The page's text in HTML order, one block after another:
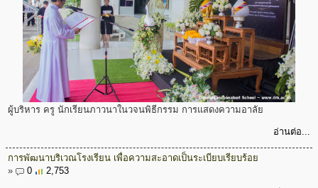
ผู้บริหาร ครู นักเรียนภาวนาในวจนพิธีกรรม การแสดงความอาลัย
อ่านต่อ...
การพัฒนาบริเวณโรงเรียน เพื่อความสะอาดเป็นระเบียบเรียบร้อย
»
0 2,753